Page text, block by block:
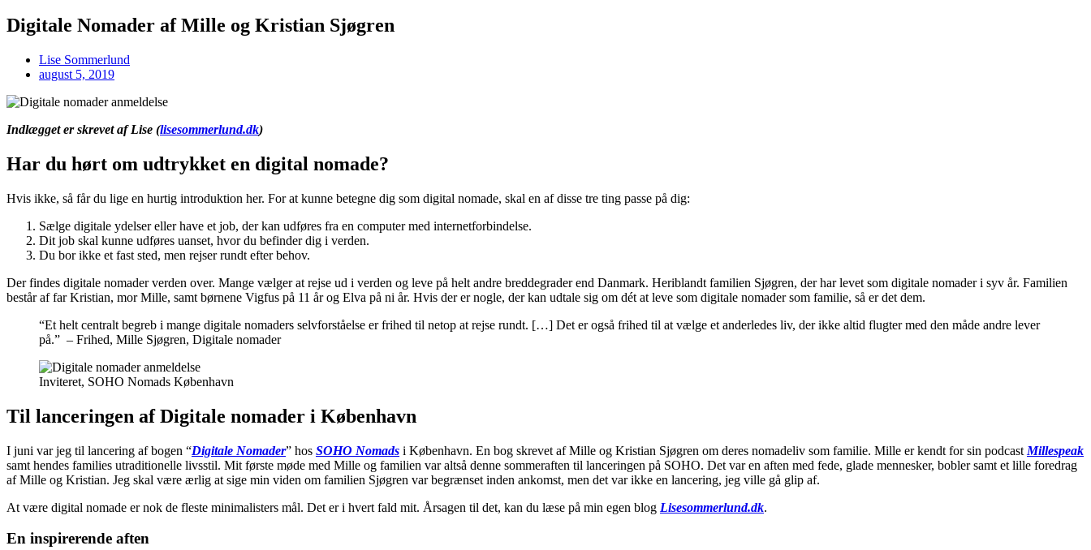
Digitale Nomader af Mille og Kristian Sjøgren
Lise Sommerlund
august 5, 2019
Indlægget er skrevet af Lise (lisesommerlund.dk)
Har du hørt om udtrykket en digital nomade?
Hvis ikke, så får du lige en hurtig introduktion her. For at kunne betegne dig som digital nomade, skal en af disse tre ting passe på dig:
Sælge digitale ydelser eller have et job, der kan udføres fra en computer med internetforbindelse.
Dit job skal kunne udføres uanset, hvor du befinder dig i verden.
Du bor ikke et fast sted, men rejser rundt efter behov.
Der findes digitale nomader verden over. Mange vælger at rejse ud i verden og leve på helt andre breddegrader end Danmark. Heriblandt familien Sjøgren, der har levet som digitale nomader i syv år. Familien
består af far Kristian, mor Mille, samt børnene Vigfus på 11 år og Elva på ni år. Hvis der er nogle, der kan udtale sig om dét at leve som digitale nomader som familie, så er det dem.
“Et helt centralt begreb i mange digitale nomaders selvforståelse er frihed til netop at rejse rundt. […] Det er også frihed til at vælge et anderledes liv, der ikke altid flugter med den måde andre lever
på.” – Frihed, Mille Sjøgren, Digitale nomader
Inviteret, SOHO Nomads København
Til lanceringen af Digitale nomader i København
I juni var jeg til lancering af bogen “Digitale Nomader” hos SOHO Nomads i København. En bog skrevet af Mille og Kristian Sjøgren om deres nomadeliv som familie. Mille er kendt for sin podcast Millespeak
samt hendes families utraditionelle livsstil. Mit første møde med Mille og familien var altså denne sommeraften til lanceringen på SOHO. Det var en aften med fede, glade mennesker, bobler samt et lille foredrag
af Mille og Kristian. Jeg skal være ærlig at sige min viden om familien Sjøgren var begrænset inden ankomst, men det var ikke en lancering, jeg ville gå glip af.
At være digital nomade er nok de fleste minimalisters mål. Det er i hvert fald mit. Årsagen til det, kan du læse på min egen blog Lisesommerlund.dk.
En inspirerende aften